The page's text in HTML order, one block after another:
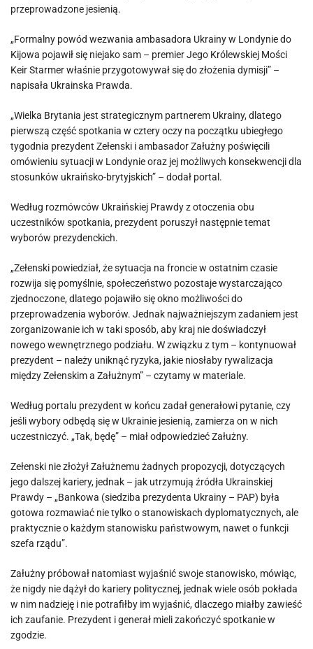
przeprowadzone jesienią.
„Formalny powód wezwania ambasadora Ukrainy w Londynie do
Kijowa pojawił się niejako sam – premier Jego Królewskiej Mości
Keir Starmer właśnie przygotowywał się do złożenia dymisji” –
napisała Ukrainska Prawda.
„Wielka Brytania jest strategicznym partnerem Ukrainy, dlatego
pierwszą część spotkania w cztery oczy na początku ubiegłego
tygodnia prezydent Zełenski i ambasador Załużny poświęcili
omówieniu sytuacji w Londynie oraz jej możliwych konsekwencji dla
stosunków ukraińsko-brytyjskich” – dodał portal.
Według rozmówców Ukraińskiej Prawdy z otoczenia obu
uczestników spotkania, prezydent poruszył następnie temat
wyborów prezydenckich.
„Zełenski powiedział, że sytuacja na froncie w ostatnim czasie
rozwija się pomyślnie, społeczeństwo pozostaje wystarczająco
zjednoczone, dlatego pojawiło się okno możliwości do
przeprowadzenia wyborów. Jednak najważniejszym zadaniem jest
zorganizowanie ich w taki sposób, aby kraj nie doświadczył
nowego wewnętrznego podziału. W związku z tym – kontynuował
prezydent – należy uniknąć ryzyka, jakie niosłaby rywalizacja
między Zełenskim a Załużnym” – czytamy w materiale.
Według portalu prezydent w końcu zadał generałowi pytanie, czy
jeśli wybory odbędą się w Ukrainie jesienią, zamierza on w nich
uczestniczyć. „Tak, będę” – miał odpowiedzieć Załużny.
Zełenski nie złożył Załużnemu żadnych propozycji, dotyczących
jego dalszej kariery, jednak – jak utrzymują źródła Ukrainskiej
Prawdy – „Bankowa (siedziba prezydenta Ukrainy – PAP) była
gotowa rozmawiać nie tylko o stanowiskach dyplomatycznych, ale
praktycznie o każdym stanowisku państwowym, nawet o funkcji
szefa rządu”.
Załużny próbował natomiast wyjaśnić swoje stanowisko, mówiąc,
że nigdy nie dążył do kariery politycznej, jednak wiele osób pokłada
w nim nadzieję i nie potrafiłby im wyjaśnić, dlaczego miałby zawieść
ich zaufanie. Prezydent i generał mieli zakończyć spotkanie w
zgodzie.